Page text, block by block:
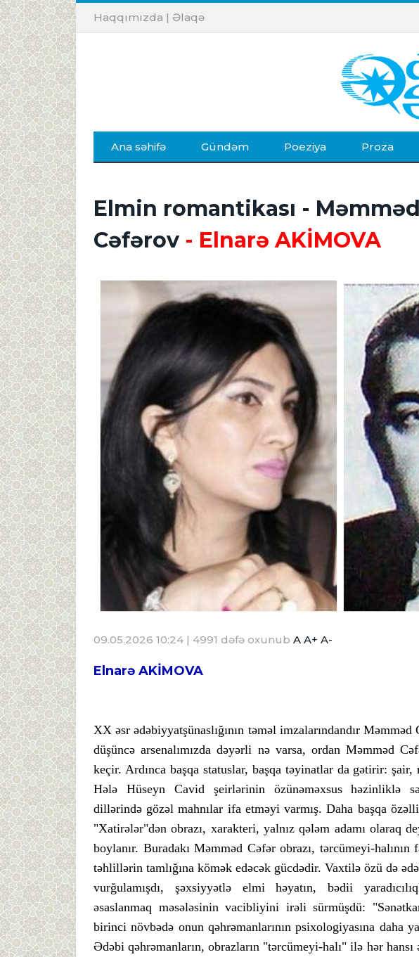
Haqqımızda | Əlaqə
Ana səhifə Gündəm Poeziya Proza
Elmin romantikası -
Cəfərov - Elnarə AKİMOVA
09.05.2026 10:24 | 4991 dəfə oxunub A A+ A-
Elnarə AKİMOVA
XX əsr ədəbiyyatşünaslığının təməl imzalarındandır
düşüncə arsenalımızda dəyərli nə varsa, ordan Məmməd
keçir. Ardınca başqa statuslar, başqa təyinatlar da gətirir:
Hələ Hüseyn Cavid şeirlərinin özünəməxsus həzinliklə
dillərində gözəl mahnılar ifa etməyi varmış. Daha başqa
"Xatirələr"dən obrazı, xarakteri, yalnız qələm adamı olaraq
boylanır. Buradakı Məmməd Cəfər obrazı, tərcümeyi-
təhlillərin tamlığına kömək edəcək gücdədir. Vaxtilə özü də
vurğulamışdı, şəxsiyyətlə elmi həyatın, bədii
əsaslanmaq məsələsinin vacibliyini irəli sürmüşdü:
birinci növbədə onun qəhrəmanlarının psixologiyasına daha
Ədəbi qəhrəmanların, obrazların "tərcümeyi-halı" ilə hər hansı